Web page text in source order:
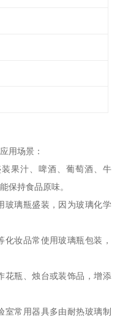
用场景：
果汁、啤酒、葡萄酒、牛
保持食品原味。
玻璃瓶盛装，因为玻璃化学
妆品常使用玻璃瓶包装，
花瓶、烛台或装饰品，增添
室常用器具多由耐热玻璃制